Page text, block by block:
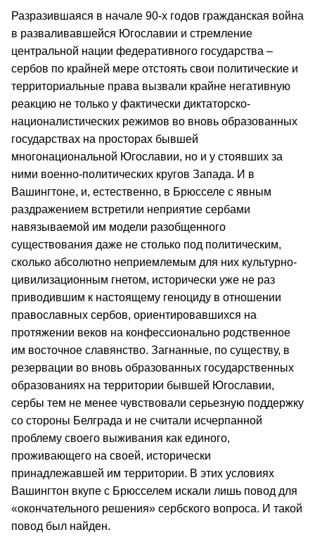
Разразившаяся в начале 90-х годов гражданская война
в разваливавшейся Югославии и стремление
центральной нации федеративного государства –
сербов по крайней мере отстоять свои политические и
территориальные права вызвали крайне негативную
реакцию не только у фактически диктаторско-
националистических режимов во вновь образованных
государствах на просторах бывшей
многонациональной Югославии, но и у стоявших за
ними военно-политических кругов Запада. И в
Вашингтоне, и, естественно, в Брюсселе с явным
раздражением встретили неприятие сербами
навязываемой им модели разобщенного
существования даже не столько под политическим,
сколько абсолютно неприемлемым для них культурно-
цивилизационным гнетом, исторически уже не раз
приводившим к настоящему геноциду в отношении
православных сербов, ориентировавшихся на
протяжении веков на конфессионально родственное
им восточное славянство. Загнанные, по существу, в
резервации во вновь образованных государственных
образованиях на территории бывшей Югославии,
сербы тем не менее чувствовали серьезную поддержку
со стороны Белграда и не считали исчерпанной
проблему своего выживания как единого,
проживающего на своей, исторически
принадлежавшей им территории. В этих условиях
Вашингтон вкупе с Брюсселем искали лишь повод для
«окончательного решения» сербского вопроса. И такой
повод был найден.